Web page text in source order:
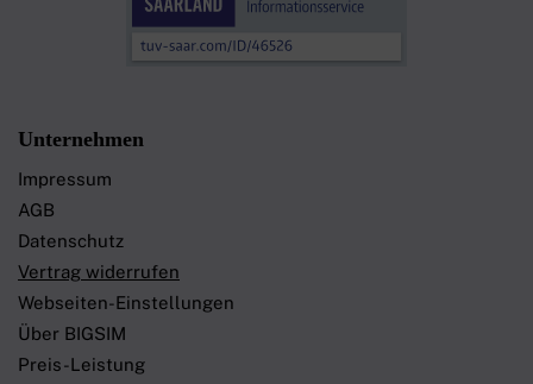
Unternehmen
Impressum
AGB
Datenschutz
Vertrag widerrufen
Webseiten-Einstellungen
Über BIGSIM
Preis-Leistung